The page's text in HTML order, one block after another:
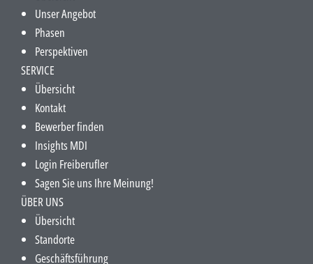
Unser Angebot
Phasen
Perspektiven
SERVICE
Übersicht
Kontakt
Bewerber finden
Insights MDI
Login Freiberufler
Sagen Sie uns Ihre Meinung!
ÜBER UNS
Übersicht
Standorte
Geschäftsführung